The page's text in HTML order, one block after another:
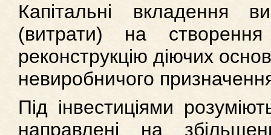
Капітальні вкладення
(витрати) на
реконструкцію діючих
невиробничого
Під інвестиціями
направлені на